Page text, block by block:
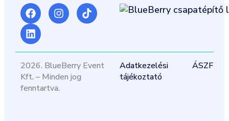
F
a
c
e
b
o
k
I
n
s
a
r
a
m
T
i
k
o
L
i
n
k
e
i
n
2026. BlueBerry Event
Kft. – Minden jog
fenntartva.
Adatkezelési
tájékoztató
ÁSZF